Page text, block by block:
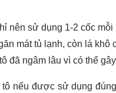
nên sử dụng 1-2 cốc mỗi
mát tủ lạnh, còn lá khô
đã ngâm lâu vì có thể
nếu được sử dụng